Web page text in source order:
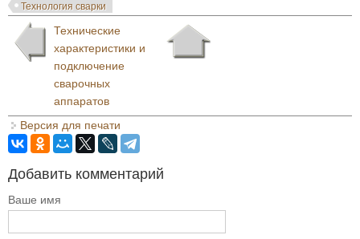
Технология сварки
Технические
характеристики и
подключение
сварочных
аппаратов
Версия для печати
Добавить комментарий
Ваше имя